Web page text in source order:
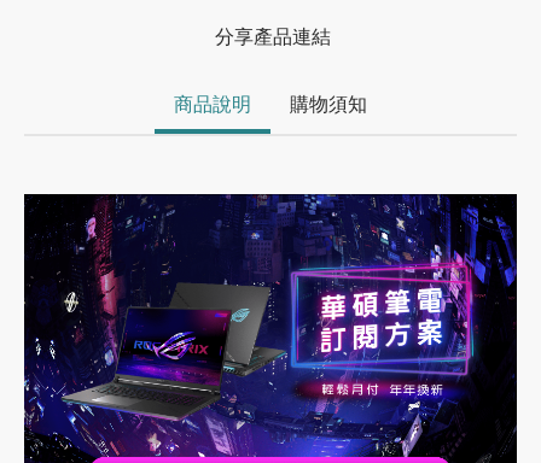
分享產品連結
商品說明 購物須知